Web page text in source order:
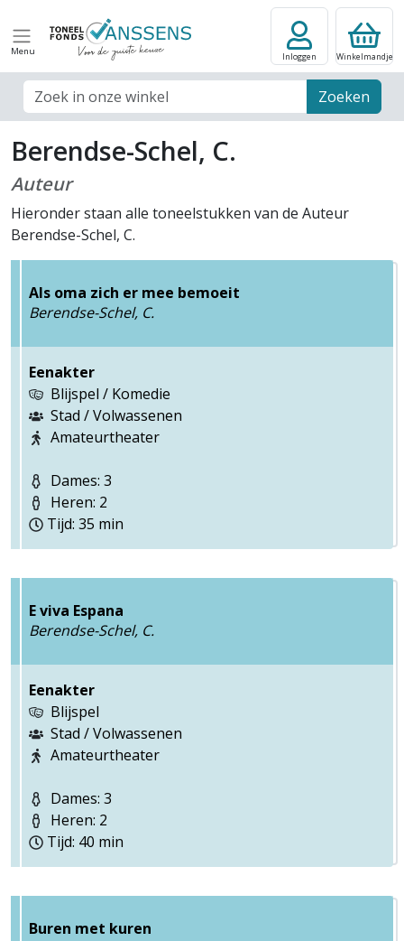
Menu
Zoek veld Zoeken
Inloggen Winkelmandje
Berendse-Schel, C.
Auteur
Hieronder staan alle toneelstukken van de Auteur
Berendse-Schel, C.
Als oma zich er mee bemoeit
Berendse-Schel, C.
Eenakter
Blijspel / Komedie
Stad / Volwassenen
Amateurtheater
Dames: 3
Heren: 2
Tijd: 35 min
E viva Espana
Berendse-Schel, C.
Eenakter
Blijspel
Stad / Volwassenen
Amateurtheater
Dames: 3
Heren: 2
Tijd: 40 min
Buren met kuren